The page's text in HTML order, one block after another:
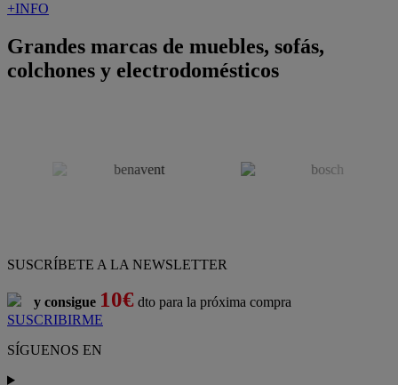
+INFO
Grandes marcas de muebles, sofás,
colchones y electrodomésticos
SUSCRÍBETE A LA NEWSLETTER
y consigue 10€ dto para la próxima compra
SUSCRIBIRME
SÍGUENOS EN